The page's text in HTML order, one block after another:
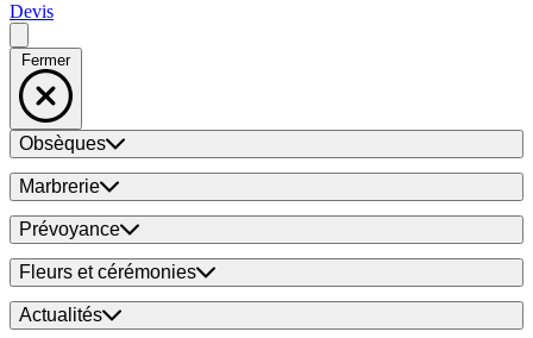
Devis
Fermer
Obsèques
Marbrerie
Prévoyance
Fleurs et cérémonies
Actualités